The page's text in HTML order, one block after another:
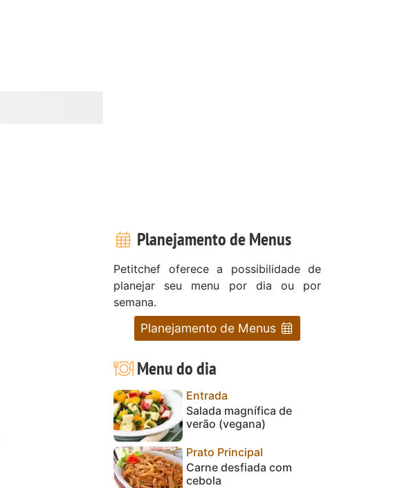
Planejamento de Menus
Petitchef oferece a possibilidade de
planejar seu menu por dia ou por
semana.
Planejamento de Menus
Menu do dia
Entrada
Salada magnífica de
verão (vegana)
Prato Principal
Carne desfiada com
cebola